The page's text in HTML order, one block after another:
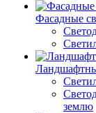
Фасадные
землю